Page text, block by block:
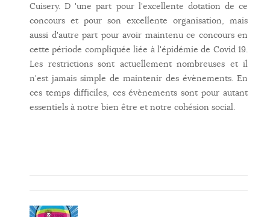
Cuisery. D 'une part pour l'excellente dotation de ce
concours et pour son excellente organisation, mais
aussi d'autre part pour avoir maintenu ce concours en
cette période compliquée liée à l'épidémie de Covid 19.
Les restrictions sont actuellement nombreuses et il
n'est jamais simple de maintenir des évènements. En
ces temps difficiles, ces évènements sont pour autant
essentiels à notre bien être et notre cohésion social.